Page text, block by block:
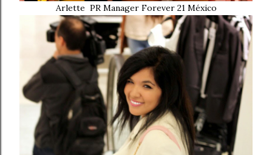
Arlette PR Manager Forever 21 México